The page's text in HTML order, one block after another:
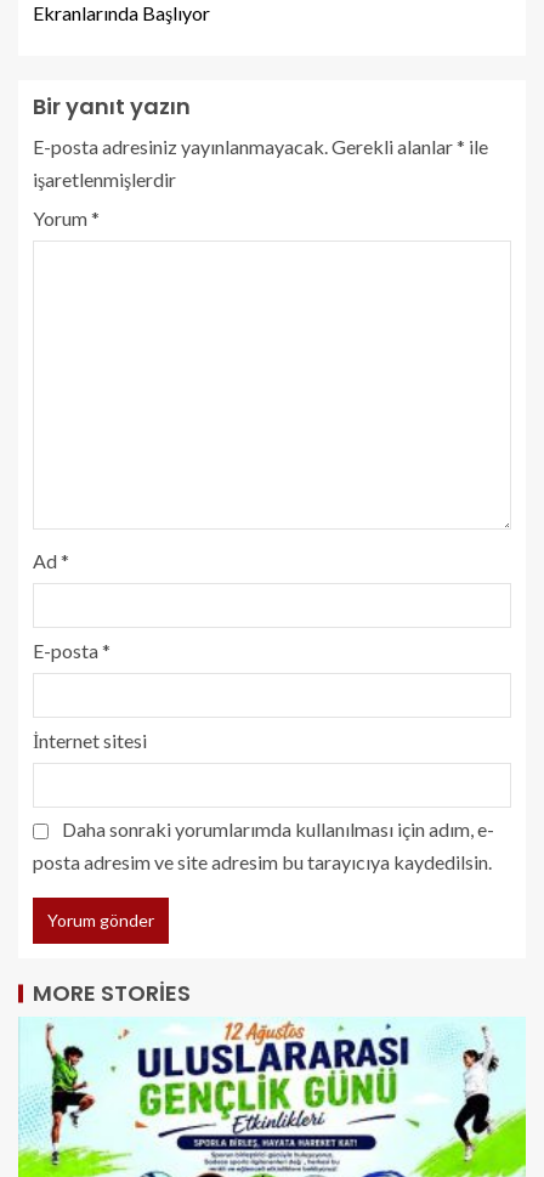
Ekranlarında Başlıyor
Bir yanıt yazın
E-posta adresiniz yayınlanmayacak. Gerekli alanlar* ile
işaretlenmişlerdir
Yorum*
Ad*
E-posta*
İnternet sitesi
Daha sonraki yorumlarımda kullanılması için adım, e-
posta adresim ve site adresim bu tarayıcıya kaydedilsin.
MORE STORIES